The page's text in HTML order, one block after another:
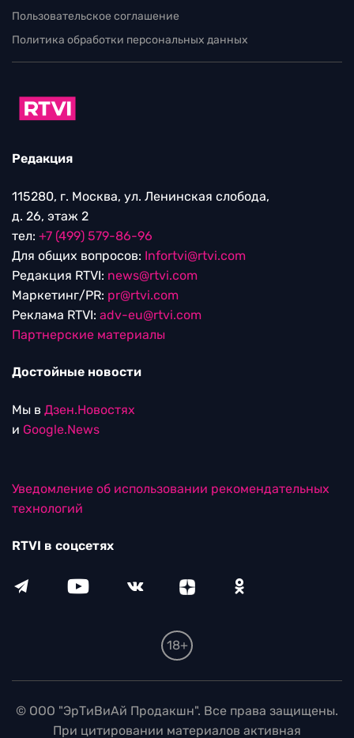
Пользовательское соглашение
Политика обработки персональных данных
Редакция
115280, г. Москва, ул. Ленинская слобода,
д. 26, этаж 2
тел: +7 (499) 579-86-96
Для общих вопросов: Infortvi@rtvi.com
Редакция RTVI: news@rtvi.com
Маркетинг/PR: pr@rtvi.com
Реклама RTVI: adv-eu@rtvi.com
Партнерские материалы
Достойные новости
Мы в Дзен.Новостях
и Google.News
Уведомление об использовании рекомендательных
технологий
RTVI в соцсетях
18+
© ООО "ЭрТиВиАй Продакшн". Все права защищены.
При цитировании материалов активная